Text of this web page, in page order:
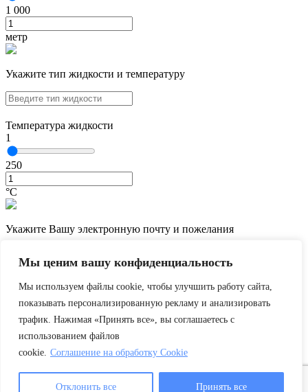
Мы ценим вашу конфиденциальность
Мы используем файлы cookie, чтобы улучшить работу сайта,
показывать персонализированную рекламу и анализировать
трафик. Нажимая «Принять все», вы соглашаетесь с
использованием файлов
cookie. Соглашение на обработку Cookie
Отклонить все Принять все
1 000
метр
Укажите тип жидкости и температуру
Температура жидкости
1
250
°С
Укажите Вашу электронную почту и пожелания